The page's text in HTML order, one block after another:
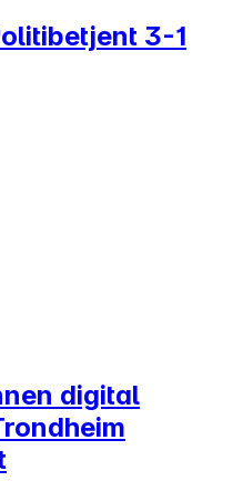
3-1
digital